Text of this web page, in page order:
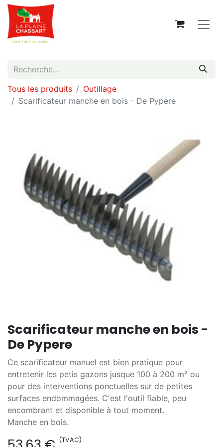
Tous les produits
Outillage
Scarificateur manche en bois - De Pypere
Scarificateur manche en bois -
De Pypere
Ce scarificateur manuel est bien pratique pour
entretenir les petis gazons jusque 100 à 200 m² ou
pour des interventions ponctuelles sur de petites
surfaces endommagées. C'est l'outil fiable, peu
encombrant et disponible à tout moment.
Manche en bois.
(TVAC)